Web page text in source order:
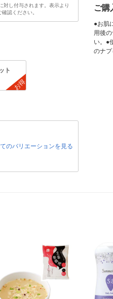
対し付与されます。表示より
認ください。
ト
お得
のバリエーションを見る
ご購
●お肌
用後
い。●
のナプ